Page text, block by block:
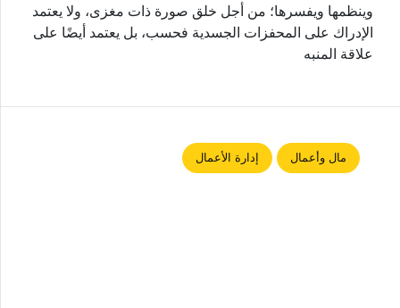
وينظمها ويفسرها؛ من أجل خلق صورة ذات مغزى، ولا يعتمد
الإدراك على المحفزات الجسدية فحسب، بل يعتمد أيضًا على
علاقة المنبه
مال وأعمال إدارة الأعمال